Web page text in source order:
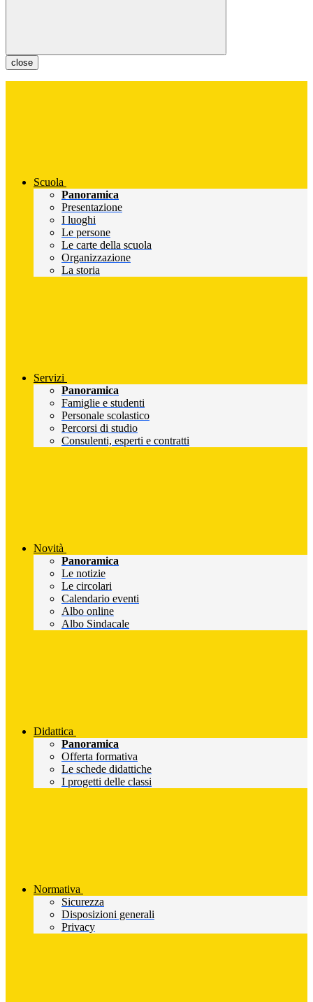
close
Scuola
Panoramica
Presentazione
I luoghi
Le persone
Le carte della scuola
Organizzazione
La storia
Servizi
Panoramica
Famiglie e studenti
Personale scolastico
Percorsi di studio
Consulenti, esperti e contratti
Novità
Panoramica
Le notizie
Le circolari
Calendario eventi
Albo online
Albo Sindacale
Didattica
Panoramica
Offerta formativa
Le schede didattiche
I progetti delle classi
Normativa
Sicurezza
Disposizioni generali
Privacy